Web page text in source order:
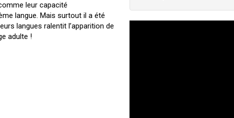
leur capacité
langue. Mais surtout il a été
langues ralentit l’apparition de
adulte !